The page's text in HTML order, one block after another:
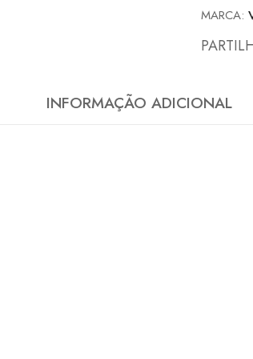
MARCA:
INFORMAÇÃO ADICIONAL